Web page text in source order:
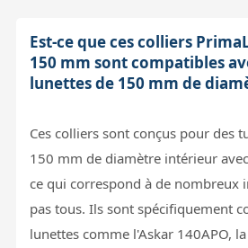
Est-ce que ces colliers
150 mm sont compatibles
lunettes de 150 mm de
Ces colliers sont conçus pour des
150 mm de diamètre intérieur
ce qui correspond à de nombreux
pas tous. Ils sont spécifiquement
lunettes comme l'Askar 140APO,